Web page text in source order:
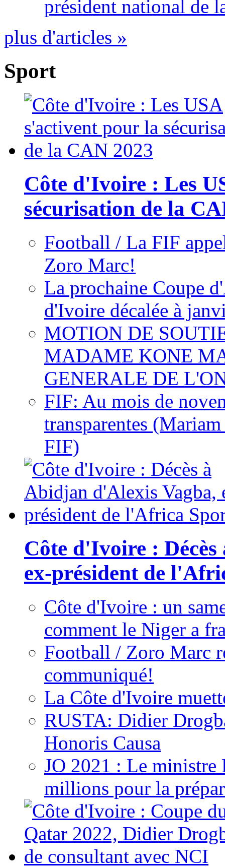
président national de
plus d'articles »
Sport
Côte d'Ivoire : Les
sécurisation de la
Football / La FIF
Zoro Marc!
La prochaine Coupe
d'Ivoire décalée à
MOTION DE
MADAME KONE
GENERALE DE
FIF: Au mois de
transparentes
FIF)
Côte d'Ivoire :
ex-président de
Côte d'Ivoire : un
comment le Niger a
Football / Zoro Marc
communiqué!
La Côte d'Ivoire
RUSTA: Didier
Honoris Causa
JO 2021 : Le ministre
millions pour la